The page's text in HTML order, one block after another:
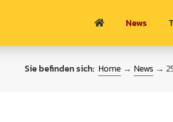
News
Sie befinden sich: Home → News →